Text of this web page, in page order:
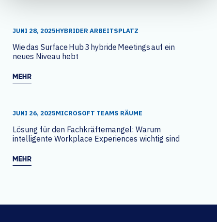
JUNI 28, 2025HYBRIDER ARBEITSPLATZ
Wie das Surface Hub 3 hybride Meetings auf ein
neues Niveau hebt
MEHR
JUNI 26, 2025MICROSOFT TEAMS RÄUME
Lösung für den Fachkräftemangel: Warum
intelligente Workplace Experiences wichtig sind
MEHR